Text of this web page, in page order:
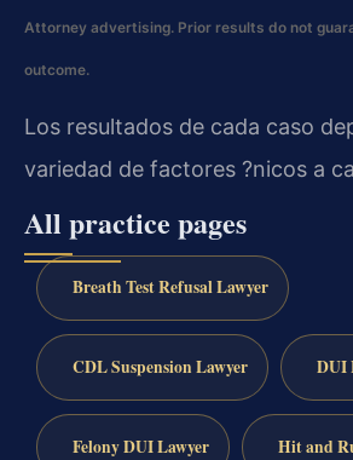
Attorney advertising. Prior results do not
outcome.
Los resultados de cada caso
variedad de factores ?nicos a
All practice pages
Breath Test Refusal Lawyer
CDL Suspension Lawyer DUI
Felony DUI Lawyer Hit and